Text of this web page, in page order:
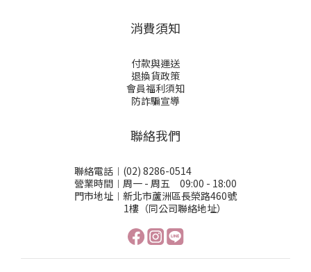
消費須知
付款與運送
退換貨政策
會員福利須知
防詐騙宣導
聯絡我們
聯絡電話︱(02) 8286-0514
營業時間︱周一 - 周五 09:00 - 18:00
門市地址︱新北市蘆洲區長榮路460號
1樓（同公司聯絡地址）